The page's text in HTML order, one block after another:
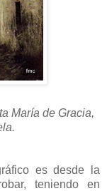
María de Gracia,
es desde la
teniendo en